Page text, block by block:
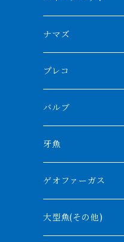
ブルレッド
特殊個体
紅龍
バンジャール
シルバーアロワナ
ブラックアロワナ
ノーザンバラムンデ
その他アロワナ
ナイジェリア
ナポレオンビチャー
バロ川
ビキールビキール
トゥルカナ湖
オモ川
タンガニーカビチャ
アンソルギー
コウロントン
ラプラディ
ギニア
コンギクス
チャンナバルカ
大型スネークヘッド
中型スネークヘッド
小型スネークヘッド
ナマズ
プレコ
バルブ
牙魚
ゲオファーガス
大型魚(その他)